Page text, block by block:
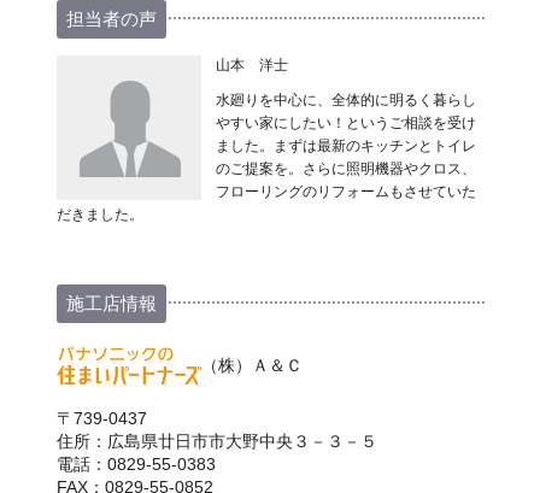
担当者の声
山本 洋士
水廻りを中心に、全体的に明るく暮らし
やすい家にしたい！というご相談を受け
ました。まずは最新のキッチンとトイレ
のご提案を。さらに照明機器やクロス、
フローリングのリフォームもさせていた
だきました。
施工店情報
（株）Ａ＆Ｃ
〒739-0437
住所：広島県廿日市市大野中央３－３－５
電話：0829-55-0383
FAX：0829-55-0852